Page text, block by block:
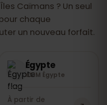
Caïmans ? Un seul
chaque
un nouveau forfait.
Égypte
eSIM Égypte
À partir de